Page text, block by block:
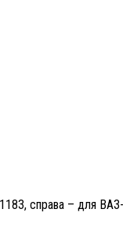
справа – для